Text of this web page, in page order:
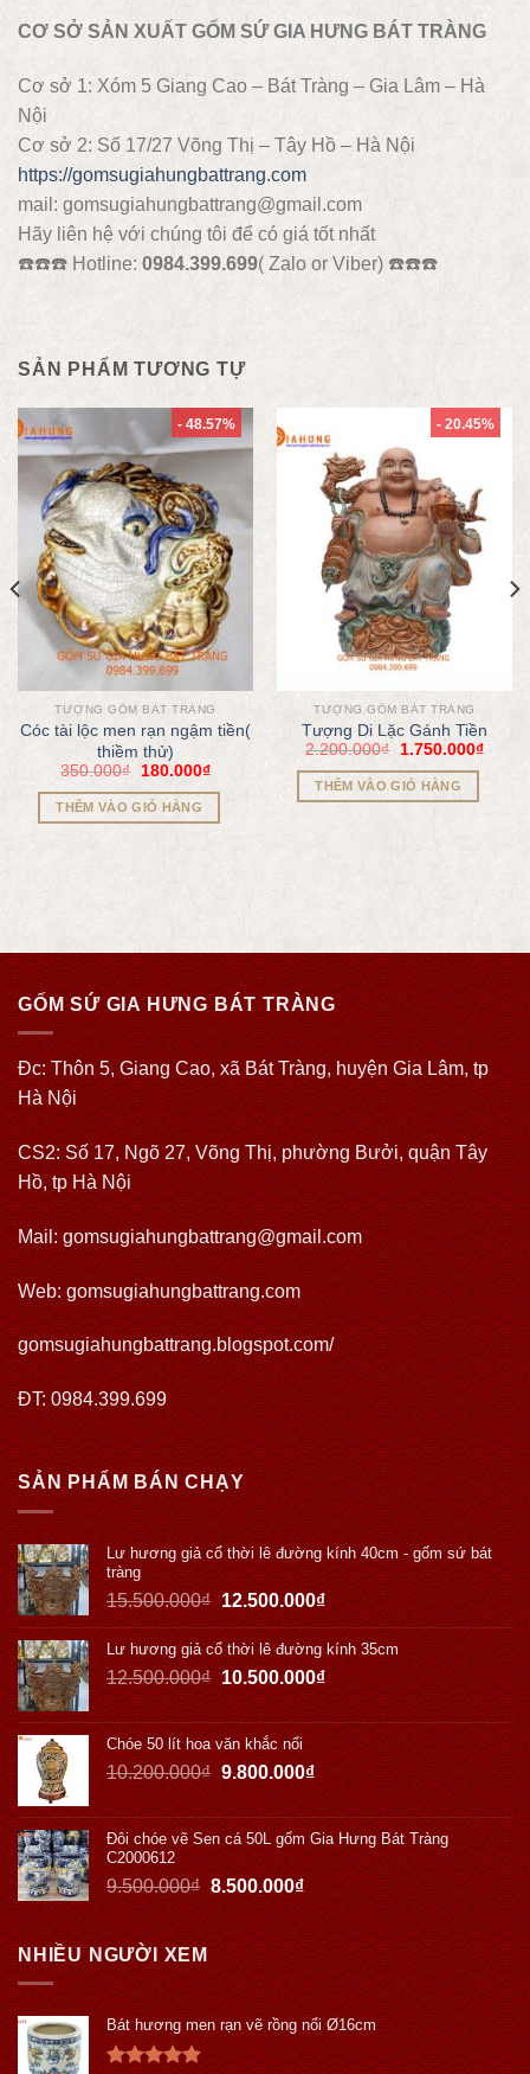
CƠ SỞ SẢN XUẤT GỐM SỨ GIA HƯNG BÁT TRÀNG
Cơ sở 1: Xóm 5 Giang Cao – Bát Tràng – Gia Lâm – Hà
Nội
Cơ sở 2: Số 17/27 Võng Thị – Tây Hồ – Hà Nội
https://gomsugiahungbattrang.com
mail: gomsugiahungbattrang@gmail.com
Hãy liên hệ với chúng tôi để có giá tốt nhất
☎️☎️☎️ Hotline: 0984.399.699( Zalo or Viber) ☎️☎️☎️
SẢN PHẨM TƯƠNG TỰ
- 48.57%
TƯỢNG GỐM BÁT TRÀNG
Cóc tài lộc men rạn ngậm tiền(
thiềm thử)
350.000₫ 180.000₫
THÊM VÀO GIỎ HÀNG
- 20.45%
TƯỢNG GỐM BÁT TRÀNG
Tượng Di Lặc Gánh Tiền
2.200.000₫ 1.750.000₫
THÊM VÀO GIỎ HÀNG
GỐM SỨ GIA HƯNG BÁT TRÀNG
Đc: Thôn 5, Giang Cao, xã Bát Tràng, huyện Gia Lâm, tp
Hà Nội
CS2: Số 17, Ngõ 27, Võng Thị, phường Bưởi, quận Tây
Hồ, tp Hà Nội
Mail: gomsugiahungbattrang@gmail.com
Web:gomsugiahungbattrang.com
gomsugiahungbattrang.blogspot.com/
ĐT: 0984.399.699
SẢN PHẨM BÁN CHẠY
Lư hương giả cổ thời lê đường kính 40cm - gốm sứ bát
tràng
15.500.000₫ 12.500.000₫
Lư hương giả cổ thời lê đường kính 35cm
12.500.000₫ 10.500.000₫
Chóe 50 lít hoa văn khắc nổi
10.200.000₫ 9.800.000₫
Đôi chóe vẽ Sen cá 50L gốm Gia Hưng Bát Tràng
C2000612
9.500.000₫ 8.500.000₫
NHIỀU NGƯỜI XEM
Bát hương men rạn vẽ rồng nổi Ø16cm